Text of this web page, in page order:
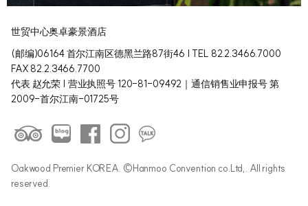
世贸中心奥卓豪景酒店
(邮编)06164 首尔江南区德黑兰路87街46 | TEL 82.2.3466.7000
FAX 82.2.3466.7700
代表 赵允荣 | 营业执照号 120-81-09492｜通信销售业申报号 第
2009-首尔江南-01725号
Oakwood Premier KOREA. ©Hanmoo Convention co.Ltd,. All rights
reserved.